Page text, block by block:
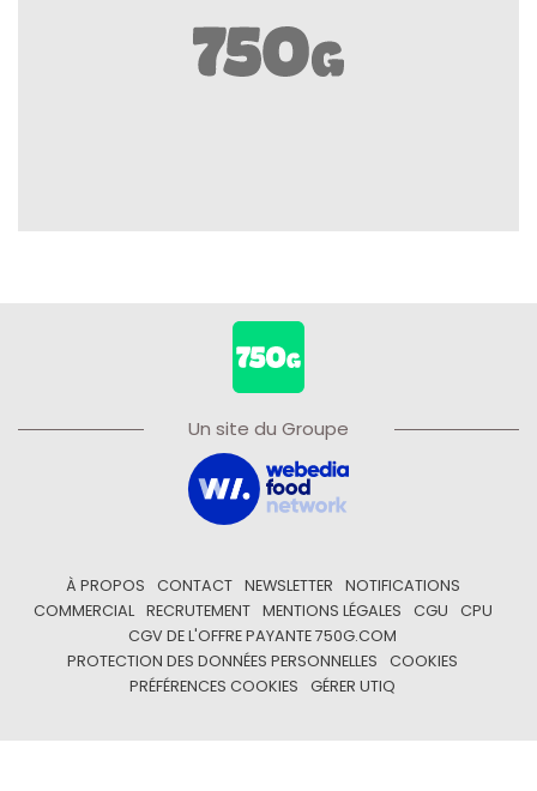
Un site du Groupe
À PROPOS CONTACT NEWSLETTER
NOTIFICATIONS
COMMERCIAL
RECRUTEMENT MENTIONS LÉGALES CGU
CPU
CGV DE L'OFFRE PAYANTE 750G.COM
PROTECTION DES DONNÉES PERSONNELLES
COOKIES
PRÉFÉRENCES COOKIES
GÉRER UTIQ